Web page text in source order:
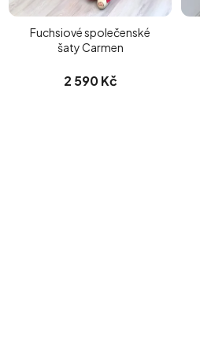
Fuchsiové společenské
šaty Carmen
2 590 Kč